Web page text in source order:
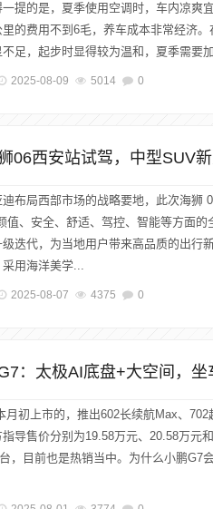
提的是，夏季使用空调时，车内凉爽
的费用不到6毛，养车成本非常经济。
足，起步时显得较为温和，夏季需要
2025-08-09 5014 0
06西安站试驾，中型SUV
布局西部市场的战略要地，此次海狮
值、安全、舒适、驾控、智能等方面
迭代，为当地用户带来高品质的出行
用海洋美学...
2025-08-07 4375 0
：太极AI底盘+大空间，坐
月初上市的，推出602长续航Max、
导售价分别为19.58万元、20.58万元
，目前也是热销当中。为什么小鹏G7